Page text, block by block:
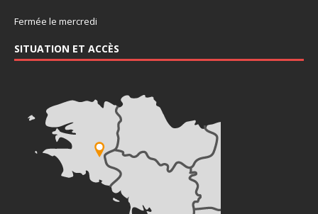
Fermée le mercredi
SITUATION ET ACCÈS